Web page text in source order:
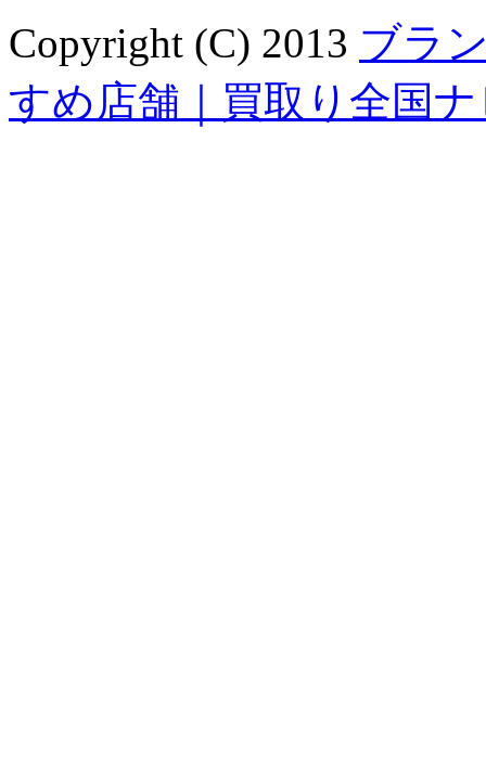
Copyright (C) 2013 ブラ
すめ店舗｜買取り全国